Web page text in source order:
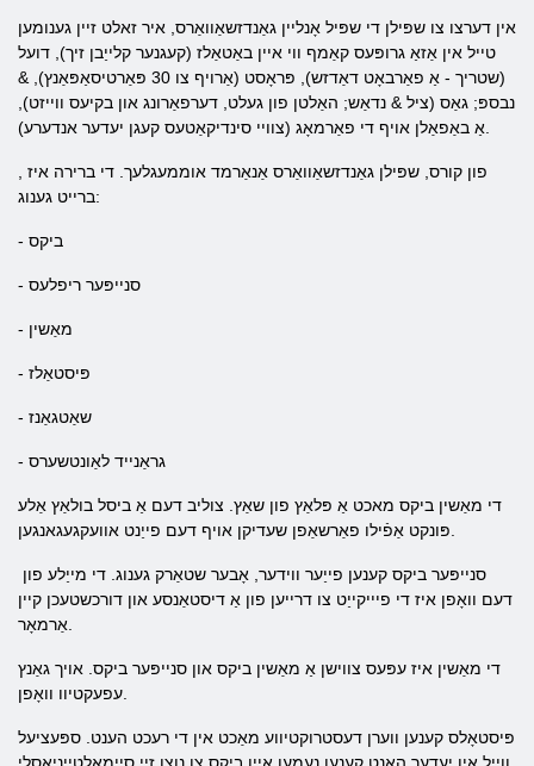
אין דערצו צו שפּילן די שפּיל אָנליין גאַנדזשאַוואַרס, איר זאלט ​​זיין גענומען
טייל אין אַזאַ גרופּעס קאַמף ווי איין באַטאַלז (קעגנער קלייַבן זיך), דועל
(שטריך - אַ פאַרבאָט דאַדזש), פּראָסט (אַרויף צו 30 פּאַרטיסאַפּאַנץ), &
נבספּ; גאַס (ציל & נדאַש; האַלטן פון געלט, דערפאַרונג און בקיעס ווייזט),
ברייט גענוג:
- ביקס
- סנייפּער ריפלעס
- מאַשין
- פּיסטאַלז
- שאַטגאַנז
- גראַנייד לאַונטשערס
די מאַשין ביקס מאכט אַ פּלאַץ פון שאַץ. צוליב דעם אַ ביסל בולאַץ אַלע
סנייפּער ביקס קענען פייַער ווידער, אָבער שטאַרק גענוג. די מייַלע פון ​​
דעם וואָפן איז די פיייקייַט צו דרייען פון אַ דיסטאַנסע און דורכשטעכן קיין
די מאַשין איז עפּעס צווישן אַ מאַשין ביקס און סנייפּער ביקס. אויך גאַנץ
פּיסטאָלס קענען ווערן דעסטרוקטיווע מאַכט אין די רעכט הענט. ספּעציעל